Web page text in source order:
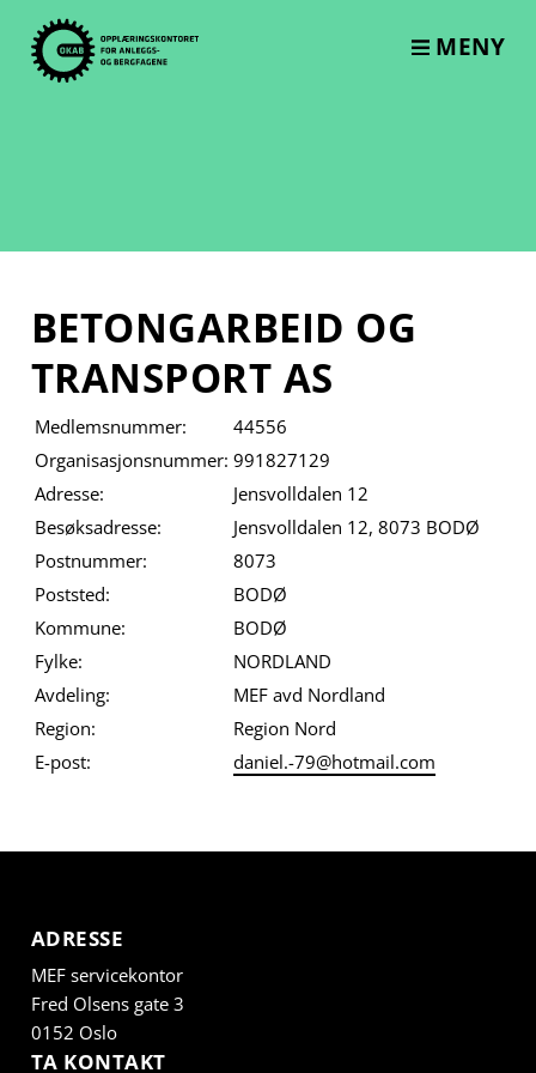
content
MENY
BETONGARBEID OG
TRANSPORT AS
Medlemsnummer:
44556
Organisasjonsnummer: 991827129
Adresse:
Jensvolldalen 12
Besøksadresse:
Jensvolldalen 12, 8073 BODØ
Postnummer:
8073
Poststed:
BODØ
Kommune:
BODØ
Fylke:
NORDLAND
Avdeling:
MEF avd Nordland
Region:
Region Nord
E-post:
daniel.-79@hotmail.com
ADRESSE
MEF servicekontor
Fred Olsens gate 3
0152 Oslo
TA KONTAKT